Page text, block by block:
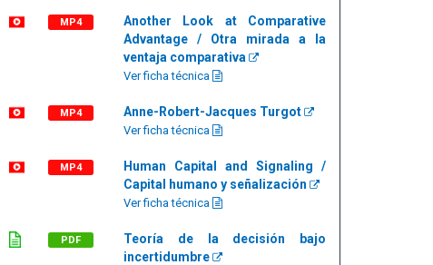
MP4
Another Look at Comparative
Advantage / Otra mirada a la
ventaja comparativa
Ver ficha técnica
MP4 Anne-Robert-Jacques Turgot
Ver ficha técnica
MP4
Human Capital and Signaling /
Capital humano y señalización
Ver ficha técnica
PDF
Teoría de la decisión bajo
incertidumbre